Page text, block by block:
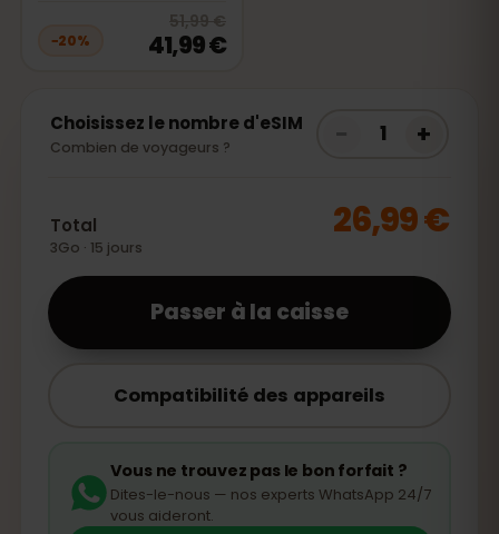
−20%
20
51,99 €
41,99 €
Choisissez le nombre d'eSIM
Combien de voyageurs ?
1 +
Total
3Go · 15 jours
26,99 €
Passer à la caisse
Compatibilité des appareils
Vous ne trouvez pas le bon forfait ?
Dites-le-nous — nos experts WhatsApp 24/7
vous aideront.